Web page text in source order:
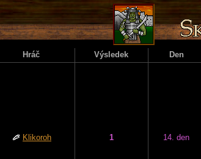
Hráč Výsledek Den
Klikoroh 1 14. den